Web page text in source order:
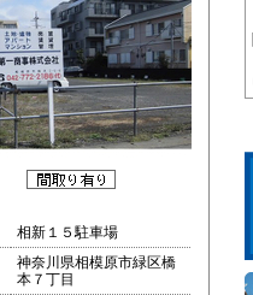
相新１５駐車場
神奈川県相模原市緑区橋
本７丁目